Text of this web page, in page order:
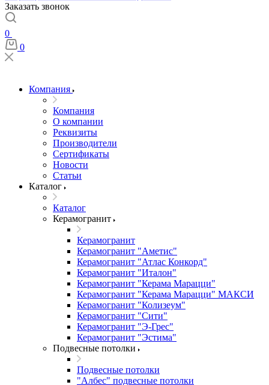
Заказать звонок
0
0
Компания
Компания
О компании
Реквизиты
Производители
Сертификаты
Новости
Статьи
Каталог
Каталог
Керамогранит
Керамогранит
Керамогранит "Аметис"
Керамогранит "Атлас Конкорд"
Керамогранит "Италон"
Керамогранит "Керама Марацци"
Керамогранит "Керама Марацци" МАКСИ
Керамогранит "Колизеум"
Керамогранит "Сити"
Керамогранит "Э-Грес"
Керамогранит "Эстима"
Подвесные потолки
Подвесные потолки
"Албес" подвесные потолки